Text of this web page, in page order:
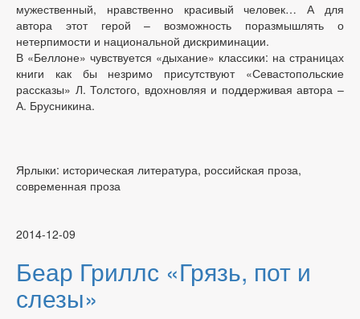
мужественный, нравственно красивый человек… А для
автора этот герой – возможность поразмышлять о
нетерпимости и национальной дискриминации.
В «Беллоне» чувствуется «дыхание» классики: на страницах
книги как бы незримо присутствуют «Севастопольские
рассказы» Л. Толстого, вдохновляя и поддерживая автора –
А. Брусникина.
Ярлыки: историческая литература, российская проза,
современная проза
2014-12-09
Беар Гриллс «Грязь, пот и
слезы»